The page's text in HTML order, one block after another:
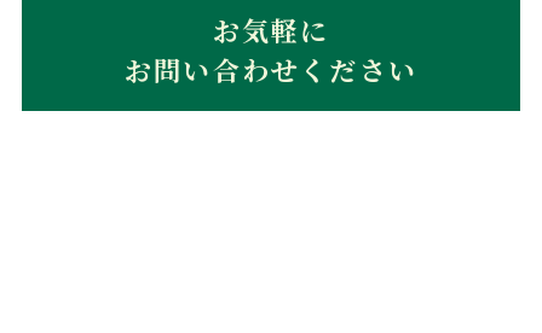
お気軽に
お問い合わせください